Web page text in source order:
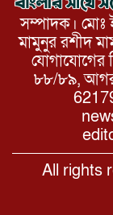
সম্পাদক। মোঃ
মামুনুর রশীদ
যোগাযোগের
৮৮/৮৯,
All rights